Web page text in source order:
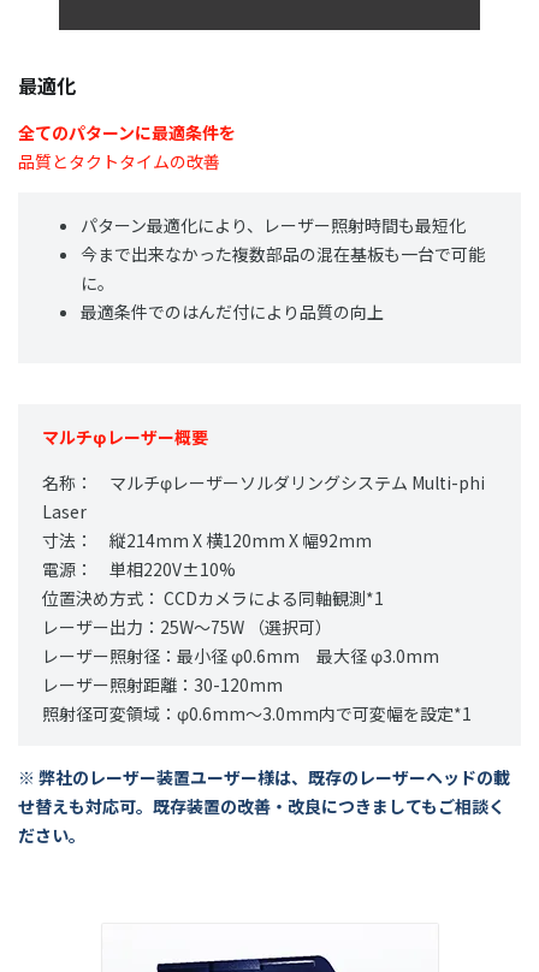
最適化
全てのパターンに最適条件を
品質とタクトタイムの改善
パターン最適化により、レーザー照射時間も最短化
今まで出来なかった複数部品の混在基板も一台で可能
に。
最適条件でのはんだ付により品質の向上
マルチφレーザー概要
名称： マルチφレーザーソルダリングシステム Multi-phi
Laser
寸法： 縦214mm X 横120mm X 幅92mm
電源： 単相220V±10%
位置決め方式： CCDカメラによる同軸観測*1
レーザー出力：25W～75W （選択可）
レーザー照射径：最小径 φ0.6mm 最大径 φ3.0mm
レーザー照射距離：30-120mm
照射径可変領域：φ0.6mm～3.0mm内で可変幅を設定*1
※ 弊社のレーザー装置ユーザー様は、既存のレーザーヘッドの載
せ替えも対応可。既存装置の改善・改良につきましてもご相談く
ださい。